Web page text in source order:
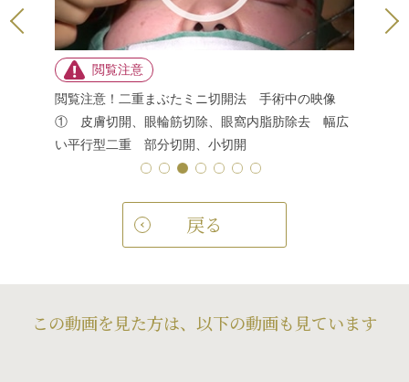
閲覧注意！二重まぶたミニ切開法 手術中の映像
① 皮膚切開、眼輪筋切除、眼窩内脂肪除去 幅広
い平行型二重 部分切開、小切開
戻る
この動画を見た方は、以下の動画も見ています